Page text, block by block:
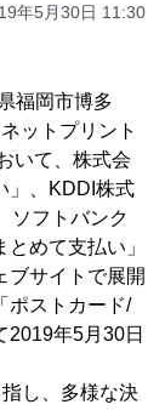
年5月30日 11:30
福岡市博多
ットプリント
いて、株式会
」、KDDI株式
ソフトバンク
めて支払い」
ブサイトで展開
ポストカード/
2019年5月30日
し、多様な決